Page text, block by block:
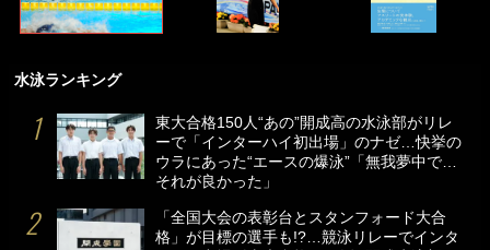
水泳ランキング
東大合格150人“あの”開成高の水泳部がリレ
ーで「インターハイ初出場」のナゼ…快挙の
ウラにあった“エースの爆泳”「無我夢中で…
それが良かった」
「全国大会の表彰台とスタンフォード大合
格」が目標の選手も!?…競泳リレーでインタ